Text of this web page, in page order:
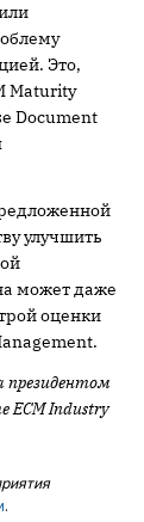
Это,
Maturity
Document
улучшить
может даже
оценки
президентом
ECM Industry
.